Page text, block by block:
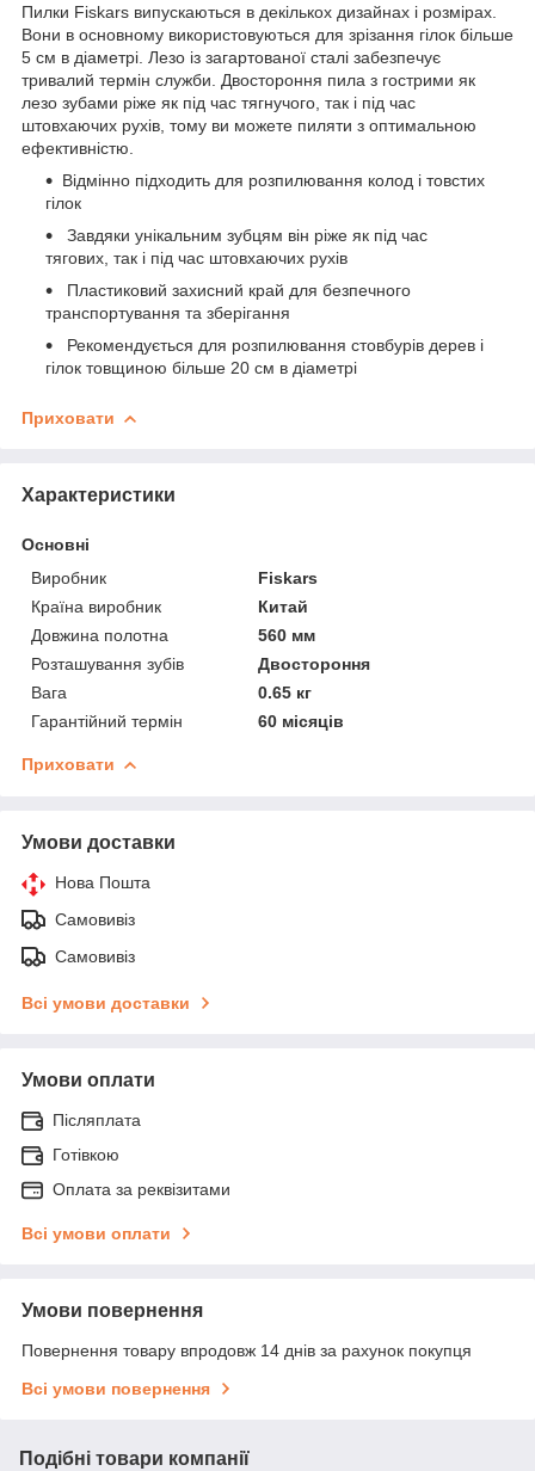
Пилки Fiskars випускаються в декількох дизайнах і розмірах.
Вони в основному використовуються для зрізання гілок більше
5 см в діаметрі. Лезо із загартованої сталі забезпечує
тривалий термін служби. Двостороння пила з гострими як
лезо зубами ріже як під час тягнучого, так і під час
штовхаючих рухів, тому ви можете пиляти з оптимальною
ефективністю.
Відмінно підходить для розпилювання колод і товстих
гілок
Завдяки унікальним зубцям він ріже як під час
тягових, так і під час штовхаючих рухів
Пластиковий захисний край для безпечного
транспортування та зберігання
Рекомендується для розпилювання стовбурів дерев і
гілок товщиною більше 20 см в діаметрі
Приховати
Характеристики
Основні
Виробник
Fiskars
Країна виробник
Китай
Довжина полотна
560 мм
Розташування зубів
Двостороння
Вага
0.65 кг
Гарантійний термін
60 місяців
Приховати
Умови доставки
Нова Пошта
Самовивіз
Самовивіз
Всі умови доставки
Умови оплати
Післяплата
Готівкою
Оплата за реквізитами
Всі умови оплати
Умови повернення
Повернення товару впродовж 14 днів за рахунок покупця
Всі умови повернення
Подібні товари компанії